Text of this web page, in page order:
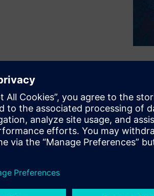
emerging
the entire
These
of the
design at